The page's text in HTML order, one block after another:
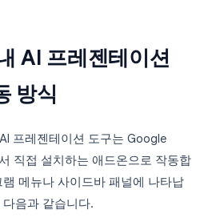
AI 프레젠테이션
방식
프레젠테이션 도구는 Google
직접 설치하는 애드온으로 작동합
메뉴나 사이드바 패널에 나타납
음과 같습니다.